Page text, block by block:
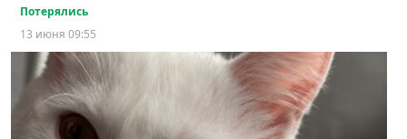
Потерялись
13 июня 09:55